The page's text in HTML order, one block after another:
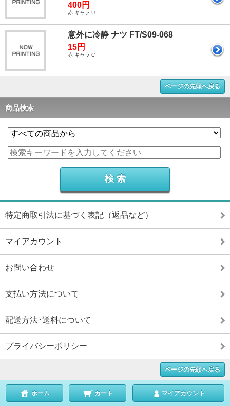
400円
赤 キャラ U
意外に冷静 ナツ FT/S09-068
15円
赤 キャラ C
ページの先頭へ戻る
商品検索
特定商取引法に基づく表記（返品など）
マイアカウント
お問い合わせ
支払い方法について
配送方法･送料について
プライバシーポリシー
ページの先頭へ戻る
ホーム カート マイアカウント